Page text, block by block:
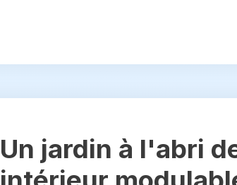
Un jardin à l'abri